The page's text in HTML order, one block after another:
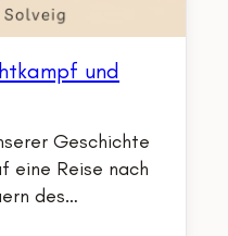
und
Geschichte
eine Reise nach
des…